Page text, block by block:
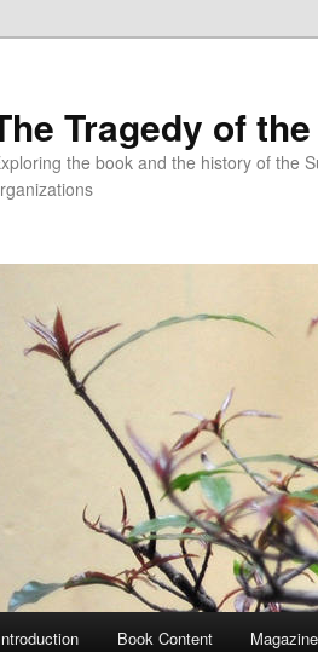
Tragedy of
the book and the history of the
Book Content